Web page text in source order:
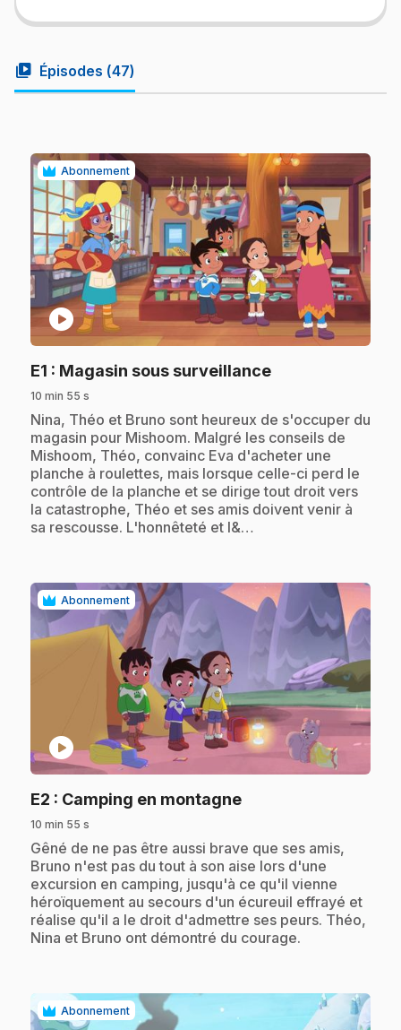
video_library Épisodes (47)
Abonnement
play_circle
E1 : Magasin sous surveillance.
10 min 55 s
.Nina, Théo et Bruno sont heureux de s'occuper du
magasin pour Mishoom. Malgré les conseils de
Mishoom, Théo, convainc Eva d'acheter une
planche à roulettes, mais lorsque celle-ci perd le
contrôle de la planche et se dirige tout droit vers
la catastrophe, Théo et ses amis doivent venir à
sa rescousse. L'honnêteté et l&…
Abonnement
play_circle
E2 : Camping en montagne.
10 min 55 s
.Gêné de ne pas être aussi brave que ses amis,
Bruno n'est pas du tout à son aise lors d'une
excursion en camping, jusqu'à ce qu'il vienne
héroïquement au secours d'un écureuil effrayé et
réalise qu'il a le droit d'admettre ses peurs. Théo,
Nina et Bruno ont démontré du courage.
Abonnement